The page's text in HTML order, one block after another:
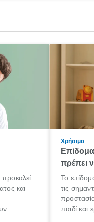
και
Χρήσιμα
πρέπει
Το
τις
παιδί και